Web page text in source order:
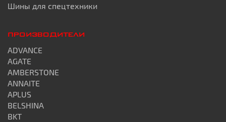
Шины для спецтехники
ПРОИЗВОДИТЕЛИ
ADVANCE
AGATE
AMBERSTONE
ANNAITE
APLUS
BELSHINA
BKT